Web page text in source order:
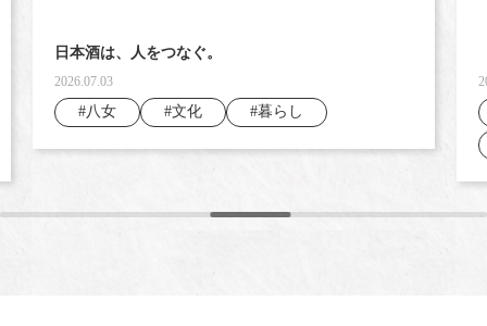
日本酒は、人をつなぐ。
2026.07.03
#八女 #文化 #暮らし